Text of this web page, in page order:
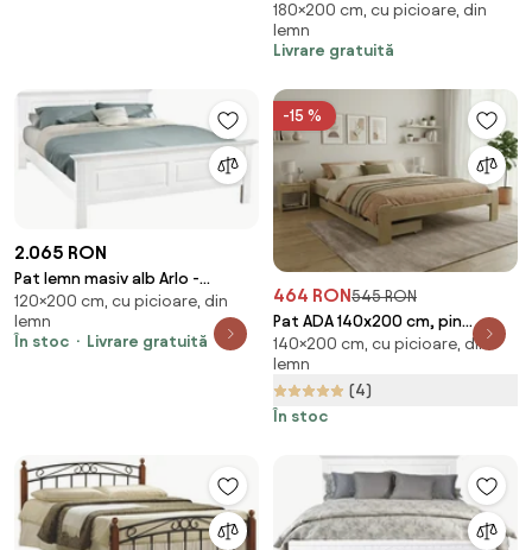
180x200 cm - din lemn masiv de
pin
180×200 cm, cu picioare, din
lemn
Livrare gratuită
2.065 RON
Pat lemn masiv alb Arlo -
120x200
120×200 cm, cu picioare, din
lemn
În stoc
Livrare gratuită
-15 %
464 RON545 RON
Pat ADA 140x200 cm, pin
Saltele: Fara saltea, Somiera
pat: Cu lamele drepte
140×200 cm, cu picioare, din
lemn
(4)
În stoc